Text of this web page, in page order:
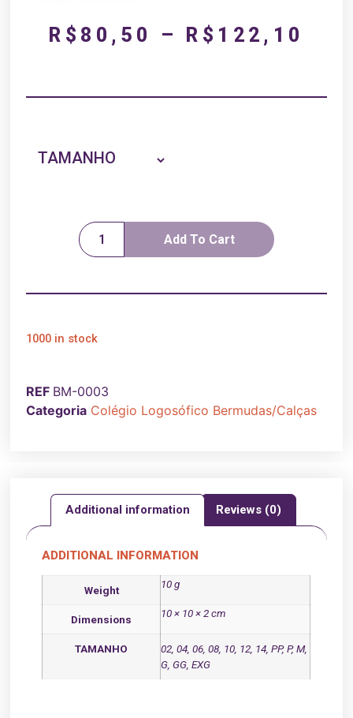
R$ 80,50 – R$ 122,10
TAMANHO
Add To Cart
1000 in stock
REF BM-0003
Categoria Colégio Logosófico Bermudas/Calças
Additional information Reviews (0)
ADDITIONAL INFORMATION
Weight 10 g
Dimensions 10 × 10 × 2 cm
TAMANHO
02, 04, 06, 08, 10, 12, 14, PP, P, M,
G, GG, EXG